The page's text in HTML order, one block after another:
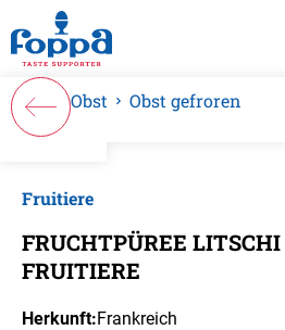
springen
Obst Obst gefroren
Fruitiere
FRUCHTPÜREE LITSCHI
FRUITIERE
Herkunft:Frankreich